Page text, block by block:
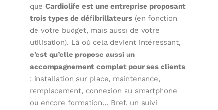
queCardiolife est une entreprise proposant
trois types de défibrillateurs (en fonction
de votre budget, mais aussi de votre
utilisation). Là où cela devient intéressant,
c’est qu’elle propose aussi un
accompagnement complet pour ses clients
: installation sur place, maintenance,
remplacement, connexion au smartphone
ou encore formation… Bref, un suivi